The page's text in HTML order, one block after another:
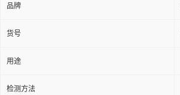
品牌
货号
用途
检测方法